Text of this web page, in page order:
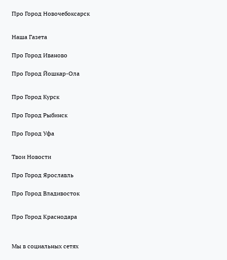
Про Город Новочебоксарск
Наша Газета
Про Город Иваново
Про Город Йошкар-Ола
Про Город Курск
Про Город Рыбинск
Про Город Уфа
Твои Новости
Про Город Ярославль
Про Город Владивосток
Про Город Краснодара
Мы в социальных сетях